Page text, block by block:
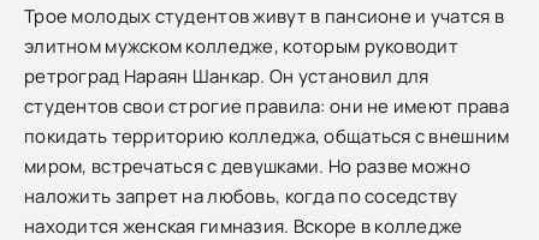
Трое молодых студентов живут в пансионе и учатся в
элитном мужском колледже, которым руководит
ретроград Нараян Шанкар. Он установил для
студентов свои строгие правила: они не имеют права
покидать территорию колледжа, общаться с внешним
миром, встречаться с девушками. Но разве можно
наложить запрет на любовь, когда по соседству
находится женская гимназия. Вскоре в колледже